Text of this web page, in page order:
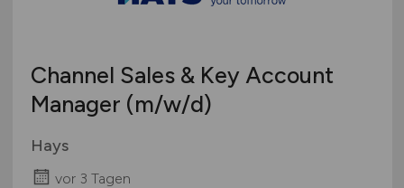
Channel Sales & Key Account
Manager (m/w/d)
Hays
vor 3 Tagen